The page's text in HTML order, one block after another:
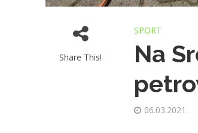
Share This!
SPORT
Na
06.03.2021.